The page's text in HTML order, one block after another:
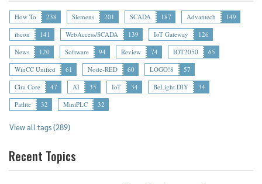
How To 238 Siemens 201 SCADA 187 Advantech
149
ibcon
141 WebAccess/SCADA 139 IoT Gateway
126
News
120 Software 94 Review 74 IOT2050
65
WinCC Unified
61 Node-RED 60 LOGO!8
57
Cira Core
47 AI 35 IoT 34 BeLight DIY
34
Patlite
32 MiniPLC 32
View all tags (289)
Recent Topics